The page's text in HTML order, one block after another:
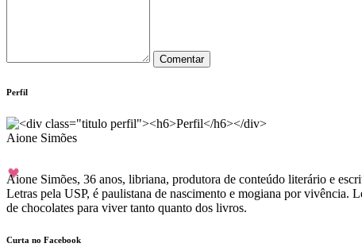
Perfil
Aione Simões
Aione Simões, 36 anos, libriana, produtora de conteúdo literário e
Letras pela USP, é paulistana de nascimento e mogiana por
de chocolates para viver tanto quanto dos livros.
Curta no Facebook